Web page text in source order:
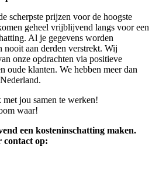
scherpste prijzen voor de hoogste
geheel vrijblijvend langs voor een
Al je gegevens worden
aan derden verstrekt. Wij
onze opdrachten via positieve
oude klanten. We hebben meer dan
jou samen te werken!
waar!
een kosteninschatting maken.
contact op: